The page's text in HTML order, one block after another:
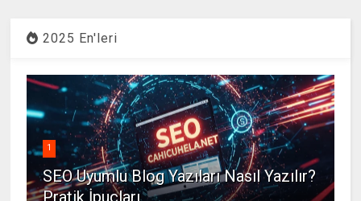
2025 En'leri
1
SEO Uyumlu Blog Yazıları Nasıl Yazılır?
Pratik İpuçları